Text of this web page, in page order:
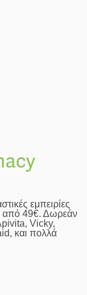
εμπειρίες
από 49€. Δωρεάν
Vicky,
και πολλά